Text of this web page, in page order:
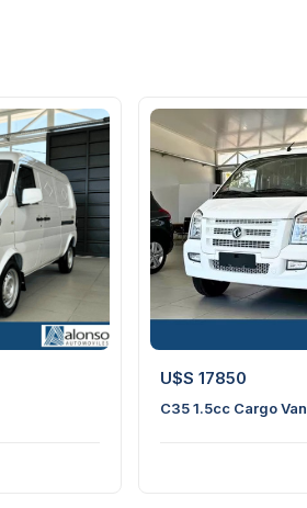
U$S 17850
C35 1.5cc Cargo Van